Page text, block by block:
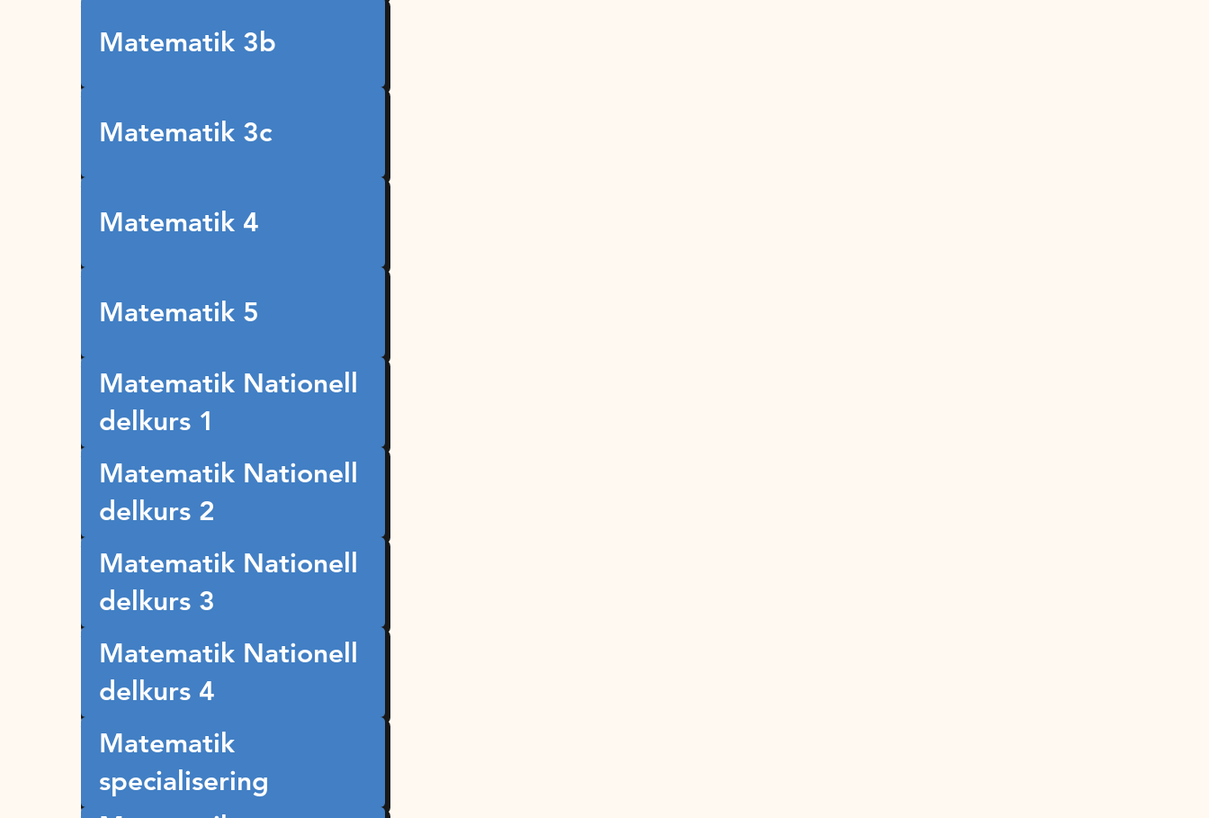
Matematik 3b
Matematik 3c
Matematik 4
Matematik 5
Matematik Nationell
delkurs 1
Matematik Nationell
delkurs 2
Matematik Nationell
delkurs 3
Matematik Nationell
delkurs 4
Matematik
specialisering